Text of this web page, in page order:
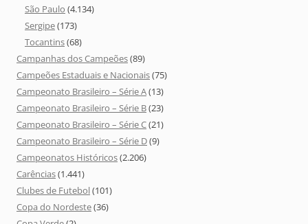
São Paulo (4.134)
Sergipe(173)
Tocantins(68)
Campanhas dos Campeões(89)
Campeões Estaduais e Nacionais(75)
Campeonato Brasileiro – Série A(13)
Campeonato Brasileiro – Série B(23)
Campeonato Brasileiro – Série C(21)
Campeonato Brasileiro – Série D(9)
Campeonatos Históricos(2.206)
Carências(1.441)
Clubes de Futebol(101)
Copa do Nordeste(36)